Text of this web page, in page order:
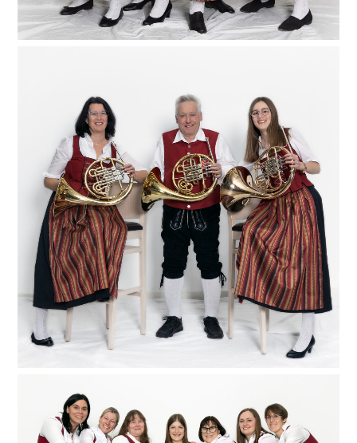
Was sucht ein Hornist am Nachtischbuffet? –
Nachschlag! Hier möchten wir unsere Helden des
Nachschlags vorstellen – unser Hornregister. Unser
langjähriges Mitglied Georg (kaum zu glauben, aber
mittlerweile auch schon seit 50 Jahren aktiv dabei)
ist mit seinen zwei Mädels Bianca und Julia (von
links) besonders für die Begleitung sämtlicher
Musikstücke bekannt. Bei unseren Konzerten
beweisen sie aber immer wieder aufs Neue, dass sie
mit ihrem weichen und lieblichen Klang auch die
Melodieführung übernehmen können.
Witz unter Musikern: „Wie klingt die Klarinette am
schönsten? – Leise knisternd im Kamin…“. Unsere
Klarinettenmädels Sigrun, Claudia, Silke, Anna-Lena,